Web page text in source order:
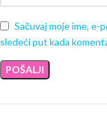
Sačuvaj moje ime, e-
sledeći put kada